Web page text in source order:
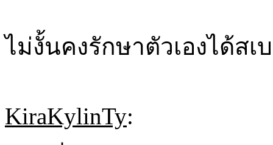
ไม่งั้นคงรักษาตัวเองได้สเ
KiraKylinTy: